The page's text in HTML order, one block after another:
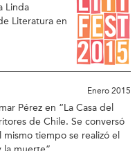
Linda
Literatura en
Enero 2015
Pérez en “La Casa del
de Chile. Se conversó
tiempo se realizó el